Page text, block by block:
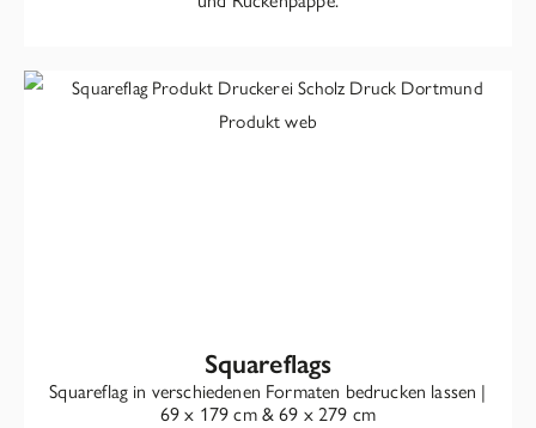
Squareflags
Squareflag in verschiedenen Formaten bedrucken lassen |
69 x 179 cm & 69 x 279 cm